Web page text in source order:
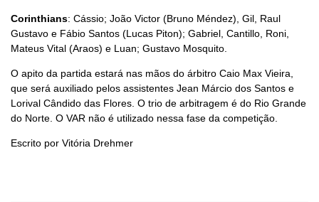
Corinthians: Cássio; João Victor (Bruno Méndez), Gil, Raul
Gustavo e Fábio Santos (Lucas Piton); Gabriel, Cantillo, Roni,
Mateus Vital (Araos) e Luan; Gustavo Mosquito.
O apito da partida estará nas mãos do árbitro Caio Max Vieira,
que será auxiliado pelos assistentes Jean Márcio dos Santos e
Lorival Cândido das Flores. O trio de arbitragem é do Rio Grande
do Norte. O VAR não é utilizado nessa fase da competição.
Escrito por Vitória Drehmer